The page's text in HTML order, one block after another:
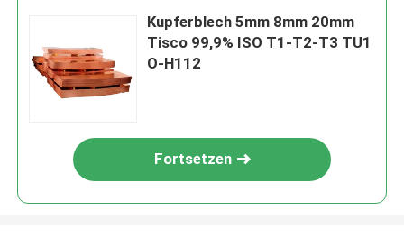
Kupferblech 5mm 8mm 20mm
Tisco 99,9% ISO T1-T2-T3 TU1
O-H112
Fortsetzen